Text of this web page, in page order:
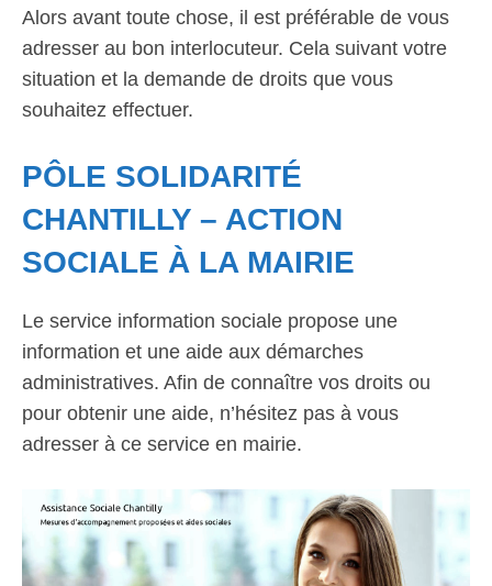
Alors avant toute chose, il est préférable de vous
adresser au bon interlocuteur. Cela suivant votre
situation et la demande de droits que vous
souhaitez effectuer.
PÔLE SOLIDARITÉ
CHANTILLY – ACTION
SOCIALE À LA MAIRIE
Le service information sociale propose une
information et une aide aux démarches
administratives. Afin de connaître vos droits ou
pour obtenir une aide, n’hésitez pas à vous
adresser à ce service en mairie.